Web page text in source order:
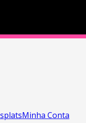
Minha Conta